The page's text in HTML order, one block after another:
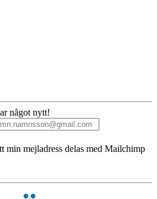
något nytt!
min mejladress delas med Mailchimp